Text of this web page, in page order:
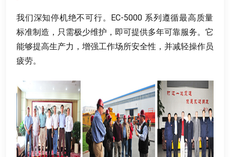
我们深知停机绝不可行。 EC-5000 系列遵循最高质量
标准制造 ， 只需极少维护 ， 即可提供多年可靠服务。 它
能够提高生产力 ， 增强工作场所安全性 ， 并减轻操作员
疲劳。